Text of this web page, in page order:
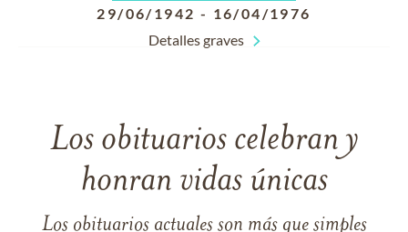
29/06/1942 - 16/04/1976
Detalles graves
Los obituarios celebran y
honran vidas únicas
Los obituarios actuales son más que simples